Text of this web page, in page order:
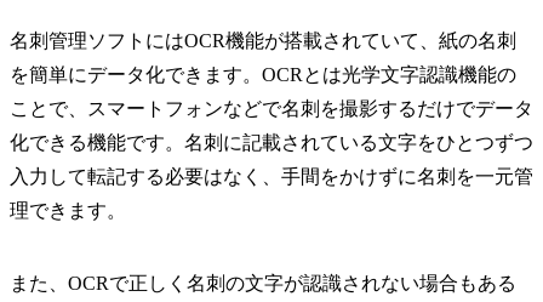
名刺管理ソフトにはOCR機能が搭載されていて、紙の名刺
を簡単にデータ化できます。OCRとは光学文字認識機能の
ことで、スマートフォンなどで名刺を撮影するだけでデータ
化できる機能です。名刺に記載されている文字をひとつずつ
入力して転記する必要はなく、手間をかけずに名刺を一元管
理できます。
また、OCRで正しく名刺の文字が認識されない場合もある